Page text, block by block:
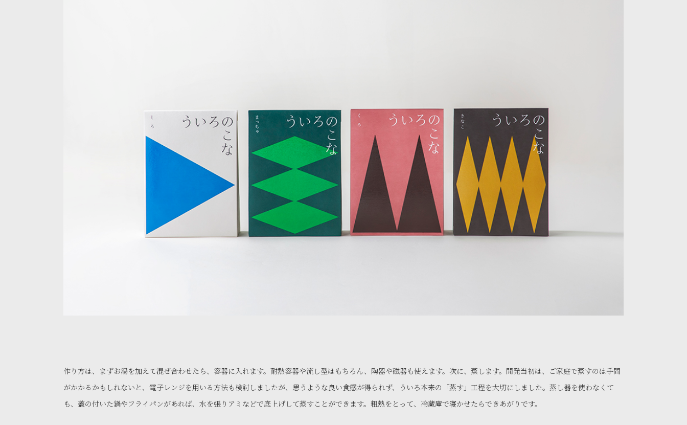
作り方は、まずお湯を加えて混ぜ合わせたら、容器に入れます。耐熱容器や流し型はもちろん、陶器や磁器も使えます。次に、蒸します。開発当初は、ご家庭で蒸すのは手間
がかかるかもしれないと、電子レンジを用いる方法も検討しましたが、思うような良い食感が得られず、ういろ本来の「蒸す」工程を大切にしました。蒸し器を使わなくて
も、蓋の付いた鍋やフライパンがあれば、水を張りアミなどで底上げして蒸すことができます。粗熱をとって、冷蔵庫で寝かせたらできあがりです。